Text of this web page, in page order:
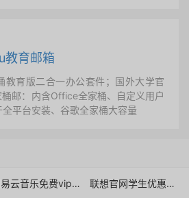
教育邮箱
教育版二合一办公套件；国外大学官
邮：内含Office全家桶、自定义用户
平台安装、谷歌全家桶大容量
网易云音乐免费vip兑换码领取
联想官网学生优惠通道